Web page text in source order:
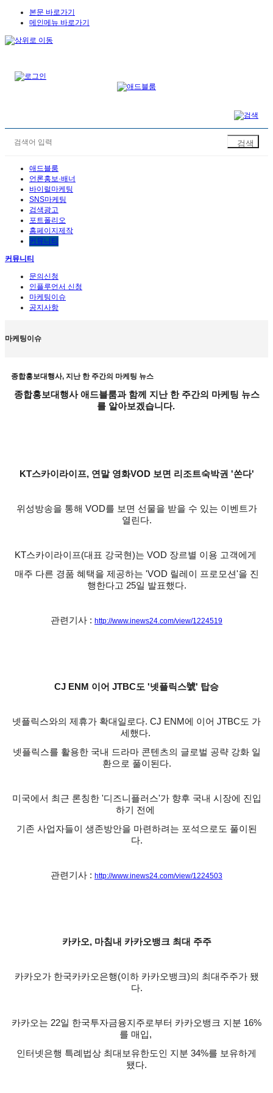
본문 바로가기
메인메뉴 바로가기
애드블룸
언론홍보·배너
바이럴마케팅
SNS마케팅
검색광고
포트폴리오
홈페이지제작
커뮤니티
커뮤니티
문의신청
인플루언서 신청
마케팅이슈
공지사항
마케팅이슈
종합홍보대행사, 지난 한 주간의 마케팅 뉴스
종합홍보대행사 애드블룸과 함께 지난 한 주간의 마케팅 뉴스
를 알아보겠습니다.
KT스카이라이프, 연말 영화VOD 보면 리조트숙박권 '쏜다'
위성방송을 통해 VOD를 보면 선물을 받을 수 있는 이벤트가
열린다.
KT스카이라이프(대표 강국현)는 VOD 장르별 이용 고객에게
매주 다른 경품 혜택을 제공하는 'VOD 릴레이 프로모션'을 진
행한다고 25일 발표했다.
관련기사 : http://www.inews24.com/view/1224519
CJ ENM 이어 JTBC도 '넷플릭스號' 탑승
넷플릭스와의 제휴가 확대일로다. CJ ENM에 이어 JTBC도 가
세했다.
넷플릭스를 활용한 국내 드라마 콘텐츠의 글로벌 공략 강화 일
환으로 풀이된다.
미국에서 최근 론칭한 '디즈니플러스'가 향후 국내 시장에 진입
하기 전에
기존 사업자들이 생존방안을 마련하려는 포석으로도 풀이된
다.
관련기사 : http://www.inews24.com/view/1224503
카카오, 마침내 카카오뱅크 최대 주주
카카오가 한국카카오은행(이하 카카오뱅크)의 최대주주가 됐
다.
카카오는 22일 한국투자금융지주로부터 카카오뱅크 지분 16%
를 매입,
인터넷은행 특례법상 최대보유한도인 지분 34%를 보유하게
됐다.